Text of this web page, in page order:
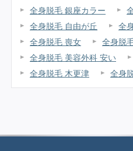
全身脱毛 銀座カラー
全身脱毛 自由が丘
全
全身脱毛 喪女
全身脱
全身脱毛 美容外科 安い
全身脱毛 木更津
全身